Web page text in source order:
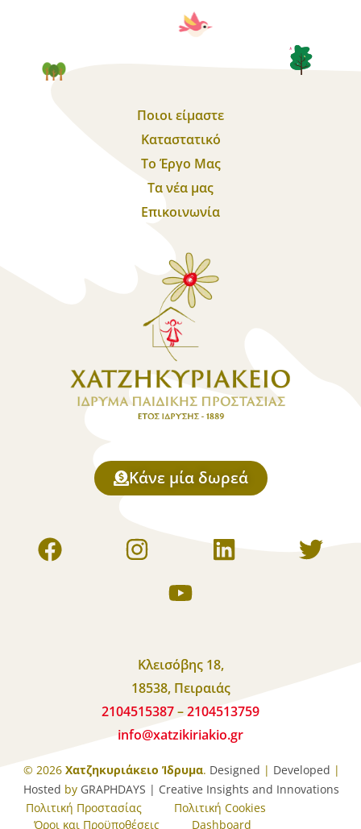
Ποιοι είμαστε
Καταστατικό
Το Έργο Μας
Τα νέα μας
Επικοινωνία
Κάνε μία δωρεά
Κλεισόβης 18,
18538, Πειραιάς
2104515387–2104513759
info@xatzikiriakio.gr
© 2026 Χατζηκυριάκειο Ίδρυμα. Designed | Developed |
Hosted by GRAPHDAYS | Creative Insights and Innovations
Πολιτική Προστασίας
Πολιτική Cookies
Όροι και Προϋποθέσεις
Dashboard